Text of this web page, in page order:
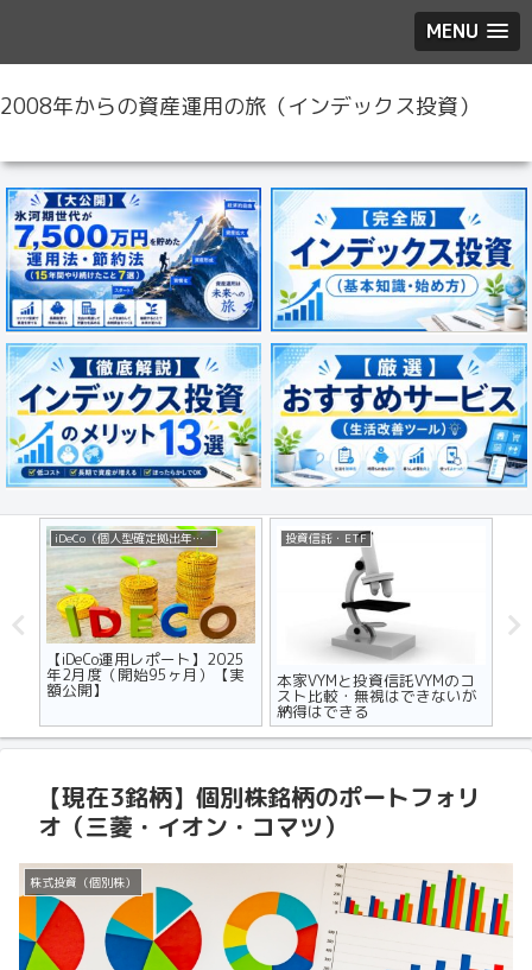
MENU
2008年からの資産運用の旅（インデックス投資）
iDeCo（個人型確定拠出年金）
【iDeCo運用レポート】2025
年2月度（開始95ヶ月）【実
額公開】
投資信託・ETF
本家VYMと投資信託VYMのコ
スト比較・無視はできないが
納得はできる
【現在3銘柄】個別株銘柄のポートフォリ
オ（三菱・イオン・コマツ）
株式投資（個別株）